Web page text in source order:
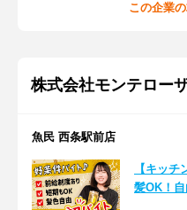
この企業
株式会社モンテロー
魚民 西条駅前店
【キッ
髪OK！